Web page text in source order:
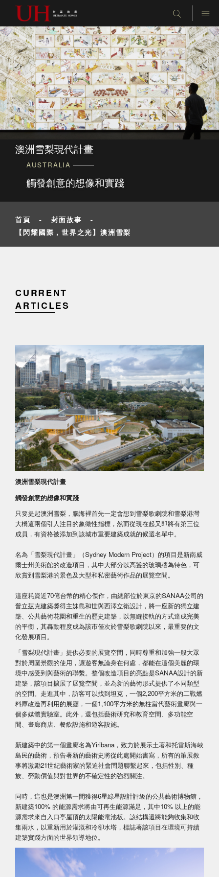
澳洲雪梨現代計畫
AUSTRALIA
觸發創意的想像和實踐
首頁 - 封面故事
-
【閃耀國際，世界之光】澳洲雪梨
CURRENT
ARTICLES
澳洲雪梨現代計畫
觸發創意的想像和實踐
只要提起澳洲雪梨，腦海裡首先一定會想到雪梨歌劇院和雪梨港灣
大橋這兩個引人注目的象徵性指標，然而從現在起又即將有第三位
成員，有資格被添加到該城市重要建築成就的候選名單中。
名為「雪梨現代計畫」（Sydney Modern Project）的項目是新南威
爾士州美術館的改造項目，其中大部分以高聳的玻璃牆為特色，可
欣賞到雪梨港的景色及大型和私密藝術作品的展覽空間。
這座耗資近70億台幣的精心傑作，由總部位於東京的SANAA公司的
普立茲克建築獎得主妹島和世與西澤立衛設計，將一座新的獨立建
築、公共藝術花園和重生的歷史建築，以無縫接軌的方式達成完美
的平衡，其轟動程度成為該市僅次於雪梨歌劇院以來，最重要的文
化發展項目。
「雪梨現代計畫」提供必要的展覽空間，同時尊重和加強一般大眾
對於周圍景觀的使用，讓遊客無論身在何處，都能在這個美麗的環
境中感受到與藝術的聯繫。整個改造項目的亮點是SANAA設計的新
建築，該項目擴展了展覽空間，並為新的藝術形式提供了不同類型
的空間。走進其中，訪客可以找到坦克，一個2,200平方米的二戰燃
料庫改造再利用的展廳，一個1,100平方米的無柱當代藝術畫廊與一
個多媒體實驗室。此外，還包括藝術研究和教育空間、多功能空
間、畫廊商店、餐飲設施和遊客設施。
新建築中的第一個畫廊名為Yiribana，致力於展示土著和托雷斯海峽
島民的藝術，預告著新的藝術史將從此處開始書寫，所有的策展敘
事將激勵21世紀藝術家的緊迫社會問題聯繫起來，包括性別、種
族、勞動價值與對世界的不確定性的強烈關注。
同時，這也是澳洲第一間獲得6星綠星設計評級的公共藝術博物館，
新建築100% 的能源需求將由可再生能源滿足，其中10% 以上的能
源需求來自入口亭屋頂的太陽能電池板。該結構還將能夠收集和收
集雨水，以重新用於灌溉和冷卻水塔，標誌著該項目在環境可持續
建築實踐方面的世界領導地位。